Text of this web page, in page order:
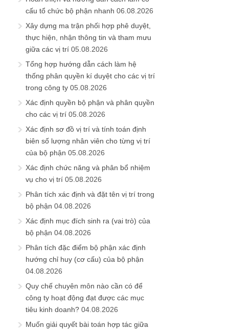
cấu tổ chức bộ phận nhanh 06.08.2026
Xây dựng ma trận phối hợp phê duyệt,
thực hiện, nhận thông tin và tham mưu
giữa các vị trí 05.08.2026
Tổng hợp hướng dẫn cách làm hệ
thống phân quyền kí duyệt cho các vị trí
trong công ty 05.08.2026
Xác định quyền bộ phận và phân quyền
cho các vị trí 05.08.2026
Xác định sơ đồ vị trí và tính toán định
biên số lượng nhân viên cho từng vị trí
của bộ phận 05.08.2026
Xác định chức năng và phân bổ nhiệm
vụ cho vị trí 05.08.2026
Phân tích xác định và đặt tên vị trí trong
bộ phận 04.08.2026
Xác định mục đích sinh ra (vai trò) của
bộ phận 04.08.2026
Phân tích đặc điểm bộ phận xác định
hướng chỉ huy (cơ cấu) của bộ phận
04.08.2026
Quy chế chuyên môn nào cần có để
công ty hoạt động đạt được các mục
tiêu kinh doanh? 04.08.2026
Muốn giải quyết bài toán hợp tác giữa